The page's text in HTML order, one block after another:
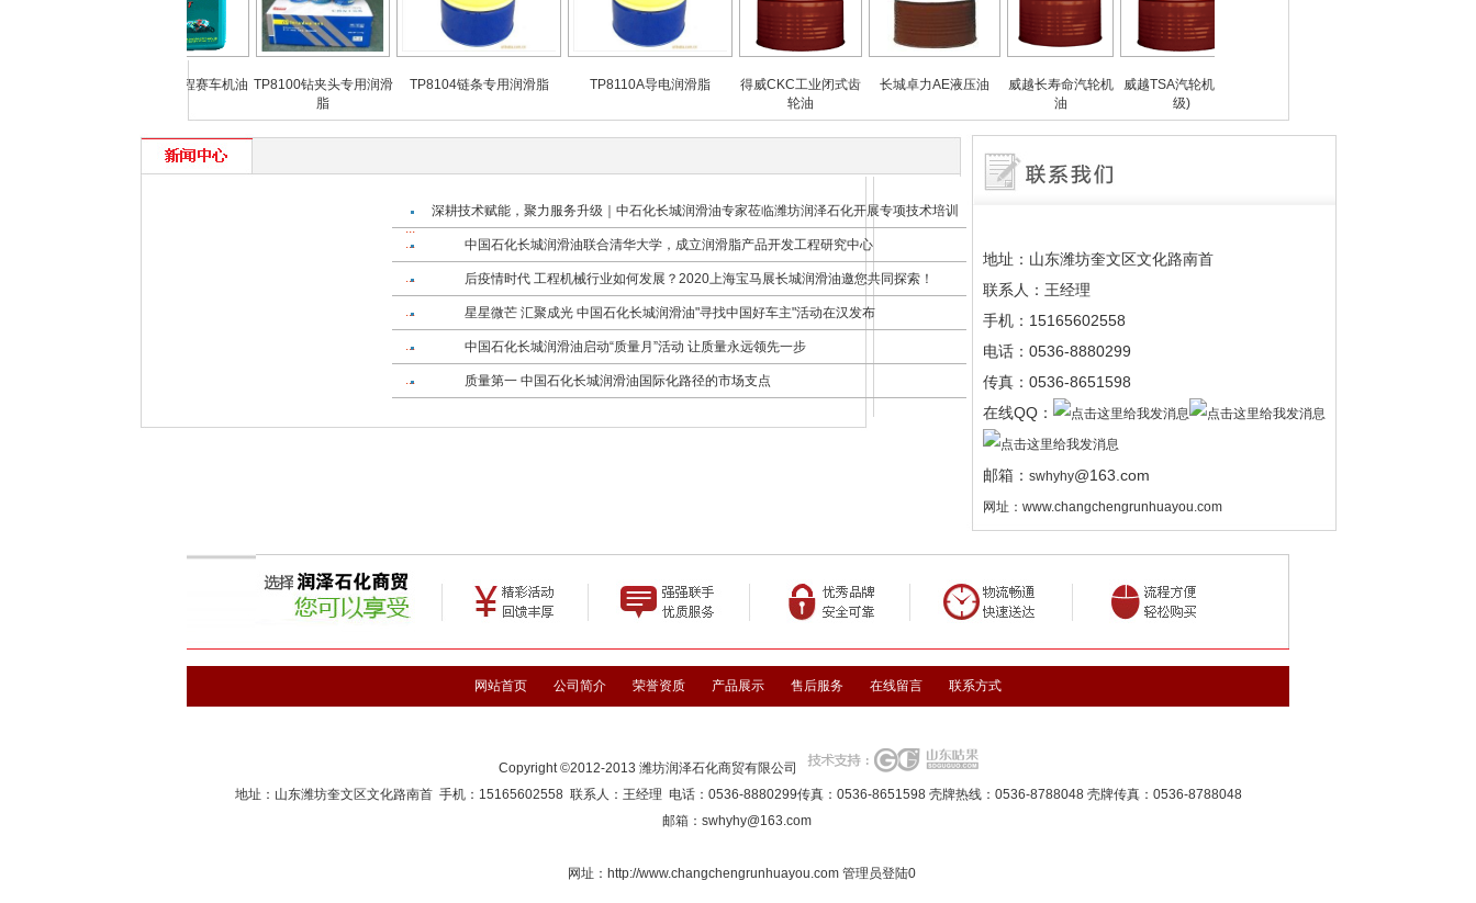
全合成二冲程赛车机油 TP8100钻夹头专用润滑
TP8104链条专用润滑脂 TP8110A导电润滑脂
得威CKC工业闭式齿
长城卓力AE液压油
威越长寿命汽轮机
威越TSA汽轮机油(A
深耕技术赋能，聚力服务升级｜中石化长城润滑油专家莅临潍坊润泽石化开展专项技术培训
中国石化长城润滑油联合清华大学，成立润滑脂产品开发工程研究中心
后疫情时代 工程机械行业如何发展？2020上海宝马展长城润滑油邀您共同探索！
星星微芒 汇聚成光 中国石化长城润滑油"寻找中国好车主"活动在汉发布
中国石化长城润滑油启动“质量月”活动 让质量永远领先一步
质量第一 中国石化长城润滑油国际化路径的市场支点
地址：山东潍坊奎文区文化路南首
联系人：王经理
手机：15165602558
电话：0536-8880299
传真：0536-8651598
在线QQ：
邮箱： swhyhy@163.com
网址： www.changchengrunhuayou.com
网站首页 公司简介 荣誉资质 产品展示 售后服务 在线留言 联系方式
Copyright ©2012-2013 潍坊润泽石化商贸有限公司
地址：山东潍坊奎文区文化路南首 手机：15165602558 联系人：王经理 电话：0536-8880299传真：0536-8651598 壳牌热线：0536-8788048 壳牌传真：0536-8788048
邮箱： swhyhy@163.com
网址： http://www.changchengrunhuayou.com 管理员登陆0